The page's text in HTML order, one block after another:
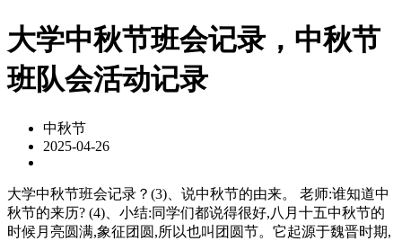
大学中秋节班会记录，中秋节
班队会活动记录
中秋节
2025-04-26
大学中秋节班会记录？(3)、说中秋节的由来。 老师:谁知道中
秋节的来历? (4)、小结:同学们都说得很好,八月十五中秋节的
时候月亮圆满,象征团圆,所以也叫团圆节。它起源于魏晋时期,